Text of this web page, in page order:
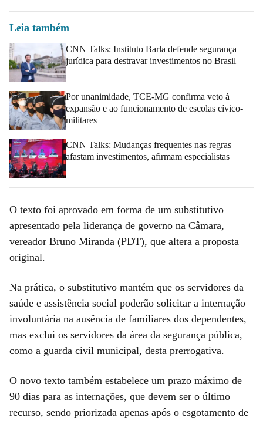
Leia também
CNN Talks: Instituto Barla defende segurança
jurídica para destravar investimentos no Brasil
Por unanimidade, TCE-MG confirma veto à
expansão e ao funcionamento de escolas cívico-
militares
CNN Talks: Mudanças frequentes nas regras
afastam investimentos, afirmam especialistas
O texto foi aprovado em forma de um substitutivo
apresentado pela liderança de governo na Câmara,
vereador Bruno Miranda (PDT), que altera a proposta
original.
Na prática, o substitutivo mantém que os servidores da
saúde e assistência social poderão solicitar a internação
involuntária na ausência de familiares dos dependentes,
mas exclui os servidores da área da segurança pública,
como a guarda civil municipal, desta prerrogativa.
O novo texto também estabelece um prazo máximo de
90 dias para as internações, que devem ser o último
recurso, sendo priorizada apenas após o esgotamento de